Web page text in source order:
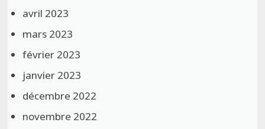
avril 2023
mars 2023
février 2023
janvier 2023
décembre 2022
novembre 2022